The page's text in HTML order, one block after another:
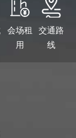
会场租
用
交通路
线